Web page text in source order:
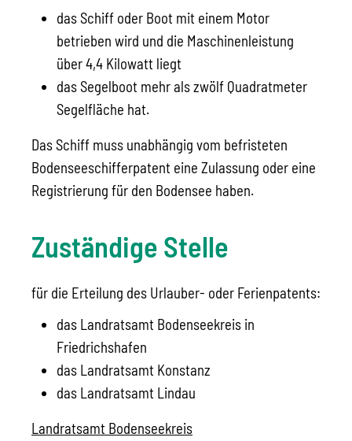
das Schiff oder Boot mit einem Motor
betrieben wird und die Maschinenleistung
über 4,4 Kilowatt liegt
das Segelboot mehr als zwölf Quadratmeter
Segelfläche hat.
Das Schiff muss unabhängig vom befristeten
Bodenseeschifferpatent eine Zulassung oder eine
Registrierung für den Bodensee haben.
Zuständige Stelle
für die Erteilung des Urlauber- oder Ferienpatents:
das Landratsamt Bodenseekreis in
Friedrichshafen
das Landratsamt Konstanz
das Landratsamt Lindau
Landratsamt Bodenseekreis